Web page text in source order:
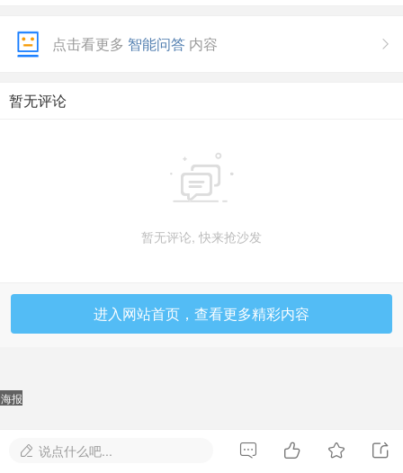

点击看更多 智能问答 内容
暂无评论

暂无评论, 快来抢沙发
进入网站首页，查看更多精彩内容
 说点什么吧...    
海报